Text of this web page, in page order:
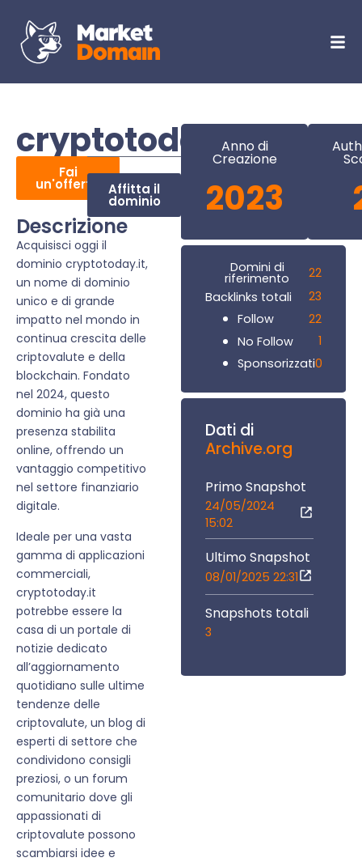
cryptotoday.it
Fai
un'offerta Affitta il
dominio
Descrizione
Acquisisci oggi il
dominio cryptotoday.it,
un nome di dominio
unico e di grande
impatto nel mondo in
continua crescita delle
criptovalute e della
blockchain. Fondato
nel 2024, questo
dominio ha già una
presenza stabilita
online, offrendo un
vantaggio competitivo
nel settore finanziario
digitale.
Ideale per una vasta
gamma di applicazioni
commerciali,
cryptotoday.it
potrebbe essere la
casa di un portale di
notizie dedicato
all’aggiornamento
quotidiano sulle ultime
tendenze delle
criptovalute, un blog di
esperti di settore che
condividono consigli
preziosi, o un forum
comunitario dove gli
appassionati di
criptovalute possono
scambiarsi idee e
Anno di
Creazione
2023
Domini di
riferimento
22
Backlinks totali
23
Follow
22
No Follow
1
Sponsorizzati0
Dati di
Archive.org
Primo Snapshot
24/05/2024
15:02
Ultimo Snapshot
08/01/2025 22:31
Snapshots totali
3